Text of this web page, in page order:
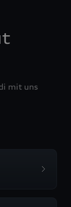
mit uns